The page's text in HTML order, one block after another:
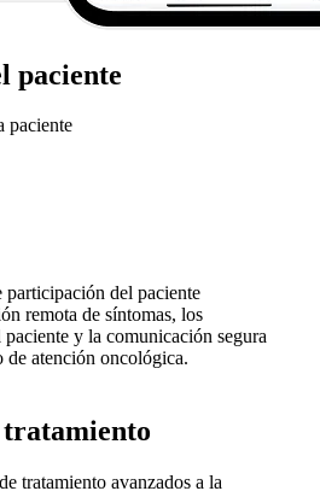
paciente
paciente
participación del paciente
remota de síntomas, los
y la comunicación segura
de atención oncológica.
tratamiento avanzados a la